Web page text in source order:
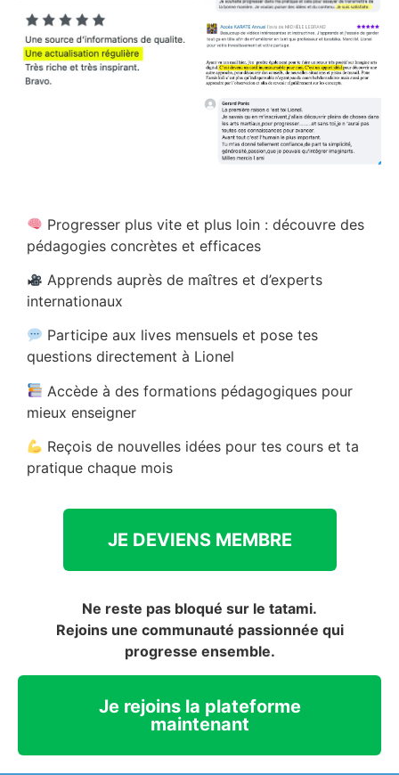
Progresser plus vite et plus loin : découvre des
pédagogies concrètes et efficaces
Apprends auprès de maîtres et d’experts
internationaux
Participe aux lives mensuels et pose tes
questions directement à Lionel
Accède à des formations pédagogiques pour
mieux enseigner
Reçois de nouvelles idées pour tes cours et ta
pratique chaque mois
JE DEVIENS MEMBRE
Ne reste pas bloqué sur le tatami.
Rejoins une communauté passionnée qui
progresse ensemble.
Je rejoins la plateforme
maintenant